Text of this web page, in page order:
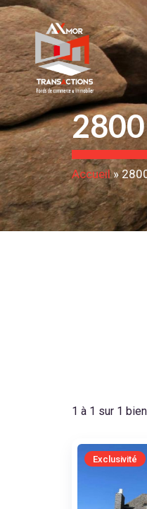
2800
Accueil»
1 à 1 sur 1
Exclusivité